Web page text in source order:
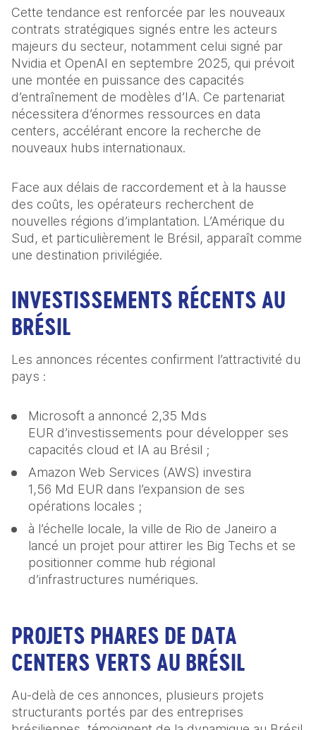
Cette tendance est renforcée par les nouveaux
contrats stratégiques signés entre les acteurs
majeurs du secteur, notamment celui signé par
Nvidia et OpenAI en septembre 2025, qui prévoit
une montée en puissance des capacités
d’entraînement de modèles d’IA. Ce partenariat
nécessitera d’énormes ressources en data
centers, accélérant encore la recherche de
nouveaux hubs internationaux.
Face aux délais de raccordement et à la hausse
des coûts, les opérateurs recherchent de
nouvelles régions d’implantation. L’Amérique du
Sud, et particulièrement le Brésil, apparaît comme
une destination privilégiée.
INVESTISSEMENTS RÉCENTS AU
BRÉSIL
Les annonces récentes confirment l’attractivité du
pays :
Microsoft a annoncé 2,35 Mds
EUR d’investissements pour développer ses
capacités cloud et IA au Brésil ;
Amazon Web Services (AWS) investira
1,56 Md EUR dans l’expansion de ses
opérations locales ;
à l’échelle locale, la ville de Rio de Janeiro a
lancé un projet pour attirer les Big Techs et se
positionner comme hub régional
d’infrastructures numériques.
PROJETS PHARES DE DATA
CENTERS VERTS AU BRÉSIL
Au-delà de ces annonces, plusieurs projets
structurants portés par des entreprises